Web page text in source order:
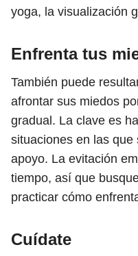
yoga, la visualización
Enfrenta tus
También puede
afrontar sus miedos
gradual. La clave es
situaciones en las
apoyo. La evitación
tiempo, así que
practicar cómo
Cuídate